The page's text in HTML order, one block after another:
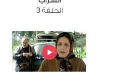
الحلقة 3